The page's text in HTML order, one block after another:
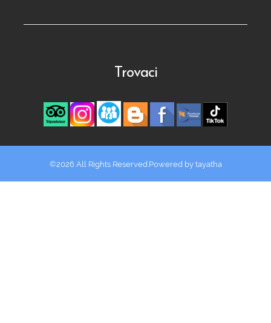
Trovaci
©2026 All Rights Reserved.Powered by tayatha